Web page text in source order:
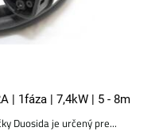
| 1fáza | 7,4kW | 5 - 8m
Duosida je určený pre...